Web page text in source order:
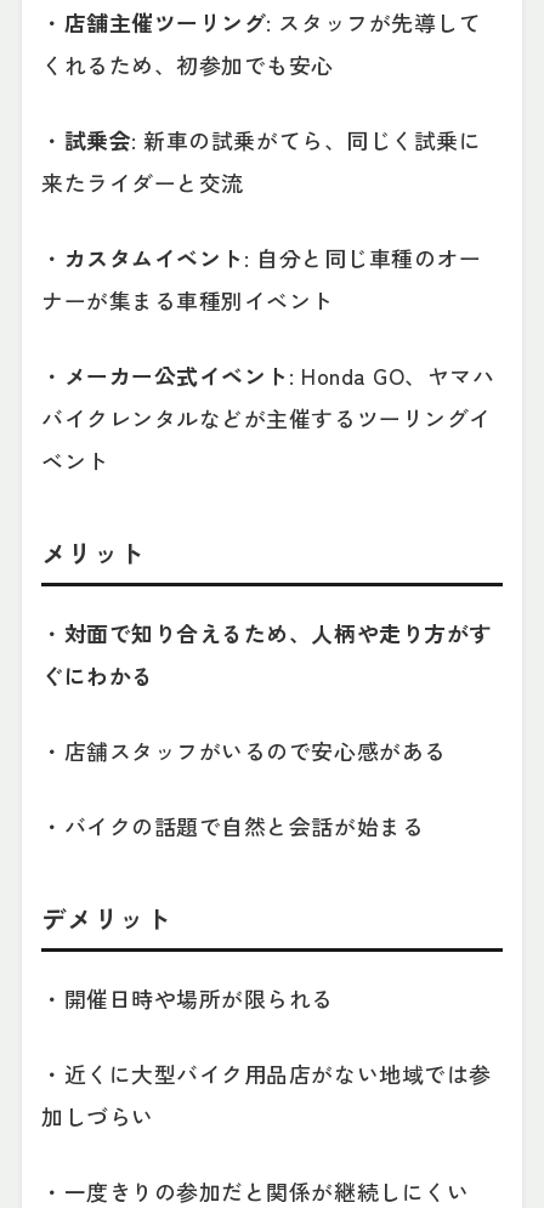
・ 店舗主催ツーリング: スタッフが先導して
くれるため、初参加でも安心
・ 試乗会: 新車の試乗がてら、同じく試乗に
来たライダーと交流
・ カスタムイベント: 自分と同じ車種のオー
ナーが集まる車種別イベント
・ メーカー公式イベント: Honda GO、ヤマハ
バイクレンタルなどが主催するツーリングイ
ベント
メリット
・ 対面で知り合えるため、人柄や走り方がす
ぐにわかる
・店舗スタッフがいるので安心感がある
・バイクの話題で自然と会話が始まる
デメリット
・開催日時や場所が限られる
・近くに大型バイク用品店がない地域では参
加しづらい
・一度きりの参加だと関係が継続しにくい